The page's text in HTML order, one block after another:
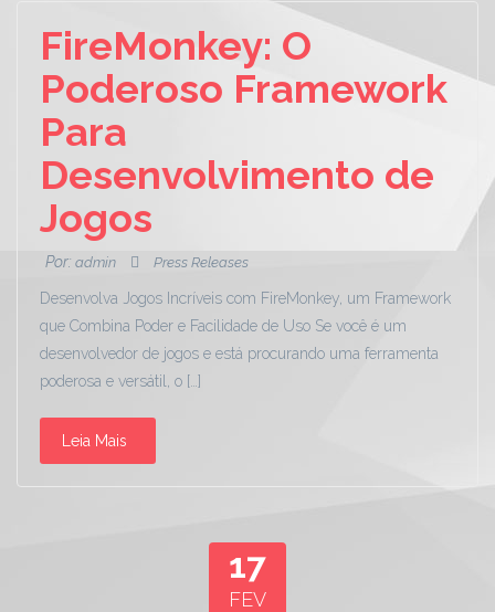
FireMonkey: O
Poderoso Framework
Para
Desenvolvimento de
Jogos
Por: admin Press Releases
Desenvolva Jogos Incríveis com FireMonkey, um Framework
que Combina Poder e Facilidade de Uso Se você é um
desenvolvedor de jogos e está procurando uma ferramenta
poderosa e versátil, o […]
Leia Mais
17
FEV